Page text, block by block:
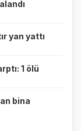
yan yattı
1 ölü
bina